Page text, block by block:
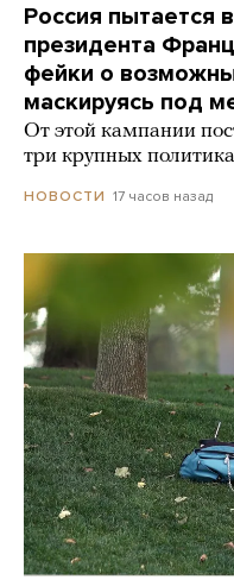
Россия пытается
президента
фейки о
маскируясь под
От этой кампании
три крупных политика
НОВОСТИ 17 часов назад